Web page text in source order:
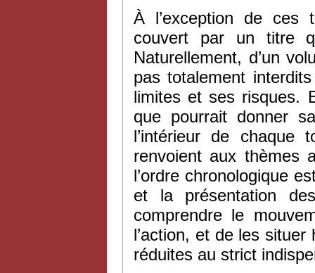
À l’exception de ces
couvert par un titre
Naturellement, d’un
pas totalement
limites et ses risques.
que pourrait donner
l’intérieur de chaque
renvoient aux thèmes
l’ordre chronologique
et la présentation
comprendre le
l’action, et de les
réduites au strict